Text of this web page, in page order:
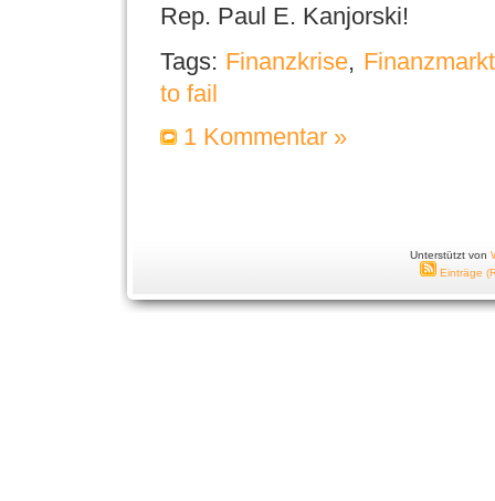
Rep. Paul E. Kanjorski!
Tags: Finanzkrise, Finanzmarkt
to fail
1 Kommentar »
Unterstützt von
Einträge